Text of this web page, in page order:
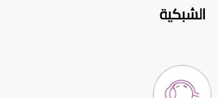
الشبكية